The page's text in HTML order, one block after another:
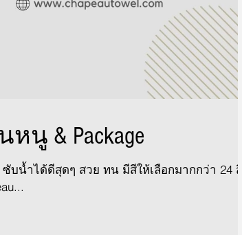
& Package
บน้ำได้ดีสุดๆ สวย ทน มีสีให้เลือกมากกว่า 24 สี